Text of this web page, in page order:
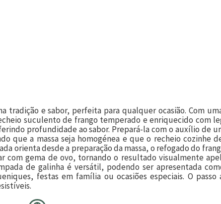
tradição e sabor, perfeita para qualquer ocasião. Com
suculento de frango temperado e enriquecido com
profundidade ao sabor. Prepará-la com o auxílio de
que a massa seja homogénea e que o recheio cozinhe
orienta desde a preparação da massa, o refogado do
com gema de ovo, tornando o resultado visualmente
de galinha é versátil, podendo ser apresentada
festas em família ou ocasiões especiais. O passo